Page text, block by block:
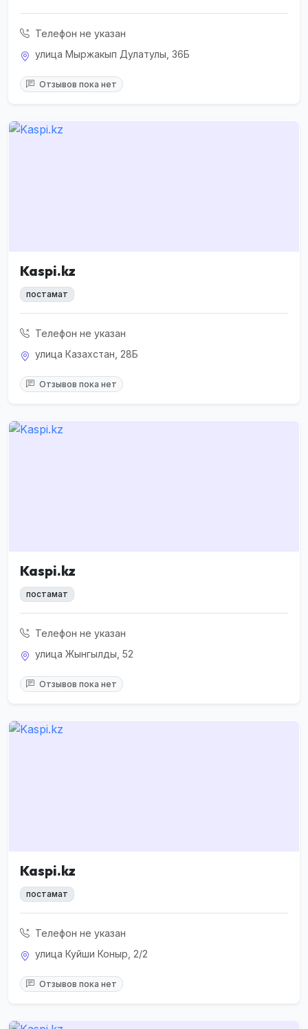
Телефон не указан
улица Мыржакып Дулатулы, 36Б
Отзывов пока нет
Kaspi.kz
постамат
Телефон не указан
улица Казахстан, 28Б
Отзывов пока нет
Kaspi.kz
постамат
Телефон не указан
улица Жынгылды, 52
Отзывов пока нет
Kaspi.kz
постамат
Телефон не указан
улица Куйши Коныр, 2/2
Отзывов пока нет